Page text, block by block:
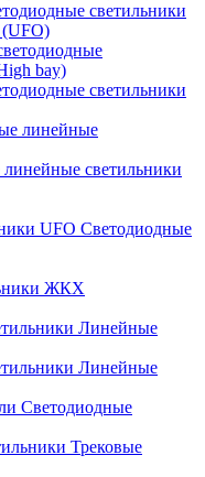
светильники
светильники
светильники
UFO Светодиодные
ЖКХ
Линейные
Линейные
Светодиодные
Трековые